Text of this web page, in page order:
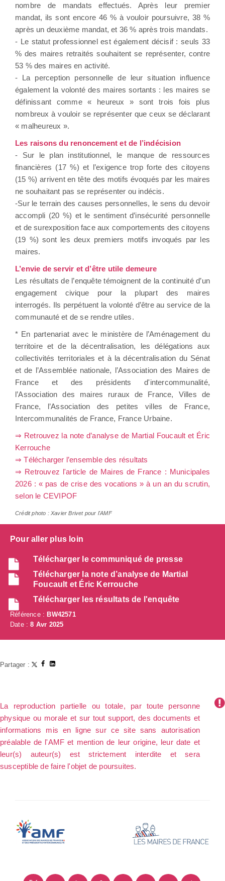
nombre de mandats effectués. Après leur premier
mandat, ils sont encore 46 % à vouloir poursuivre, 38 %
après un deuxième mandat, et 36 % après trois mandats.
- Le statut professionnel est également décisif : seuls 33
% des maires retraités souhaitent se représenter, contre
53 % des maires en activité.
- La perception personnelle de leur situation influence
également la volonté des maires sortants : les maires se
définissant comme « heureux » sont trois fois plus
nombreux à vouloir se représenter que ceux se déclarant
« malheureux ».
Les raisons du renoncement et de l’indécision
- Sur le plan institutionnel, le manque de ressources
financières (17 %) et l’exigence trop forte des citoyens
(15 %) arrivent en tête des motifs évoqués par les maires
ne souhaitant pas se représenter ou indécis.
-Sur le terrain des causes personnelles, le sens du devoir
accompli (20 %) et le sentiment d’insécurité personnelle
et de surexposition face aux comportements des citoyens
(19 %) sont les deux premiers motifs invoqués par les
maires.
L’envie de servir et d’être utile demeure
Les résultats de l’enquête témoignent de la continuité d’un
engagement civique pour la plupart des maires
interrogés. Ils perpétuent la volonté d’être au service de la
communauté et de se rendre utiles.
* En partenariat avec le ministère de l’Aménagement du
territoire et de la décentralisation, les délégations aux
collectivités territoriales et à la décentralisation du Sénat
et de l’Assemblée nationale, l’Association des Maires de
France et des présidents d'intercommunalité,
l’Association des maires ruraux de France, Villes de
France, l’Association des petites villes de France,
Intercommunalités de France, France Urbaine.
⇒ Retrouvez la note d’analyse de Martial Foucault et Éric
Kerrouche
⇒ Télécharger l’ensemble des résultats
⇒ Retrouvez l'article de Maires de France : Municipales
2026 : « pas de crise des vocations » à un an du scrutin,
selon le CEVIPOF
Crédit photo : Xavier Brivet pour l'AMF
Pour aller plus loin
Télécharger le communiqué de presse
Télécharger la note d’analyse de Martial
Foucault et Éric Kerrouche
Télécharger les résultats de l'enquête
Référence :BW42571
Date :8 Avr 2025
Partager :
La reproduction partielle ou totale, par toute personne
physique ou morale et sur tout support, des documents et
informations mis en ligne sur ce site sans autorisation
préalable de l'AMF et mention de leur origine, leur date et
leur(s) auteur(s) est strictement interdite et sera
susceptible de faire l'objet de poursuites.